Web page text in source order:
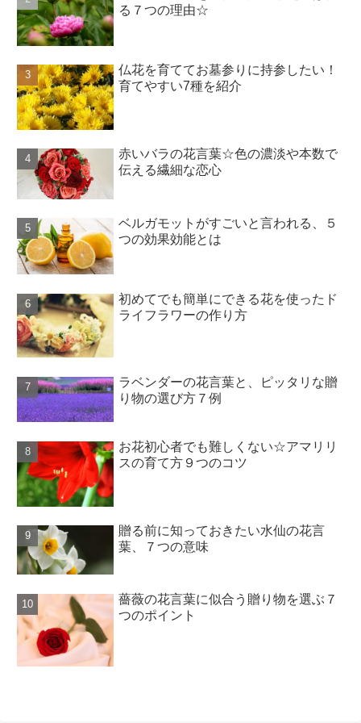
る７つの理由☆
仏花を育ててお墓参りに持参したい！
育てやすい7種を紹介
赤いバラの花言葉☆色の濃淡や本数で
伝える繊細な恋心
ベルガモットがすごいと言われる、５
つの効果効能とは
初めてでも簡単にできる花を使ったド
ライフラワーの作り方
ラベンダーの花言葉と、ピッタリな贈
り物の選び方７例
お花初心者でも難しくない☆アマリリ
スの育て方９つのコツ
贈る前に知っておきたい水仙の花言
葉、７つの意味
薔薇の花言葉に似合う贈り物を選ぶ７
つのポイント